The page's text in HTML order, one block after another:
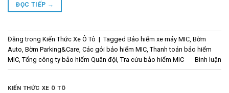
ĐỌC TIẾP →
Đăng trong Kiến Thức Xe Ô Tô | Tagged Bảo hiểm xe máy MIC, Bờm
Auto, Bờm Parking&Care, Các gói bảo hiểm MIC, Thanh toán bảo hiểm
MIC, Tổng công ty bảo hiểm Quân đội, Tra cứu bảo hiểm MIC Bình luận
KIẾN THỨC XE Ô TÔ